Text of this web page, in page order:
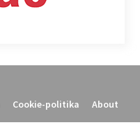
Cookie-politika About